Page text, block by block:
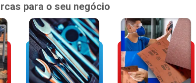
para o seu negócio